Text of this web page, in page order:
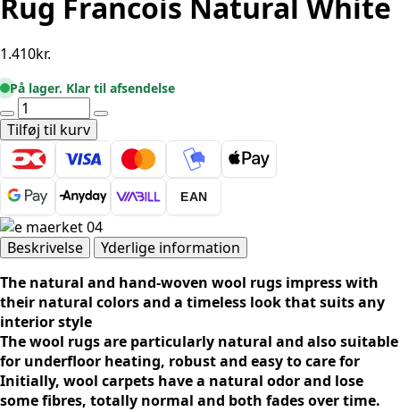
1.410kr.
På lager. Klar til afsendelse
Villeroy
&
Boch
1748
Wool
Rug
Francois
Natural
White
antal
Tilføj til kurv
EAN
Beskrivelse
Yderlige information
The natural and hand-woven wool rugs impress with
their natural colors and a timeless look that suits any
interior style
The wool rugs are particularly natural and also suitable
for underfloor heating, robust and easy to care for
Initially, wool carpets have a natural odor and lose
some fibres, totally normal and both fades over time.